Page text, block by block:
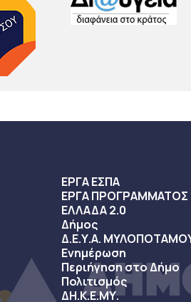
ΕΡΓΑ ΕΣΠΑ
ΕΡΓΑ ΠΡΟΓΡΑΜΜΑΤΟΣ
ΕΛΛΑΔΑ 2.0
Δήμος
Δ.Ε.Υ.Α.
Ενημέρωση
Περιήγηση στο Δήμο
Πολιτισμός
ΔΗ.Κ.Ε.ΜΥ.